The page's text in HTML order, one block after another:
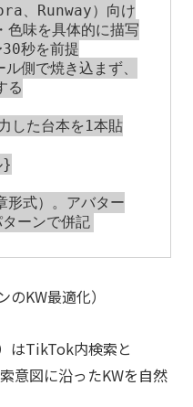
、Runway）向け
色味を具体的に描写
秒を前提
側で焼き込まず、
る
した台本を1本貼
}
形式）。アバター
型・テキスト動画型の2パターンで併記
のKW最適化）
はTikTok内検索と
意図に沿ったKWを自然